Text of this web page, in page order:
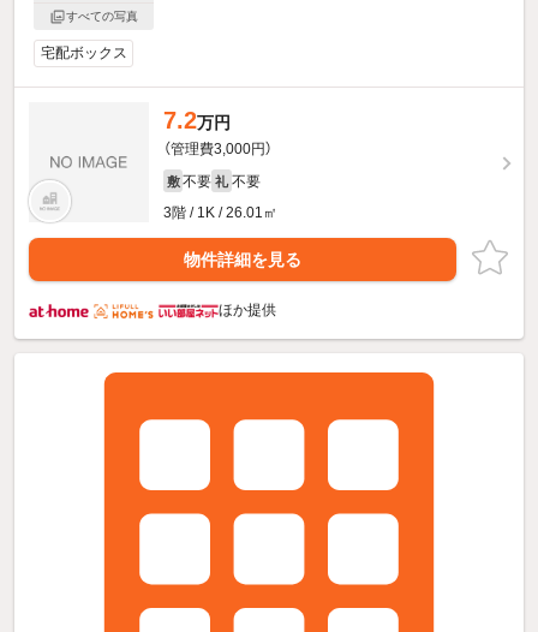
すべての写真
宅配ボックス
7.2万円
（管理費3,000円）
敷 不要 礼 不要
3階 / 1K / 26.01㎡
物件詳細を見る
ほか提供